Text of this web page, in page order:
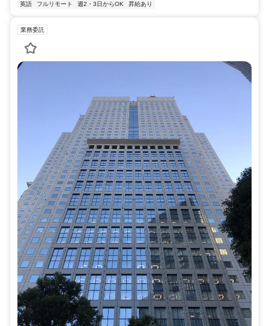
英語 フルリモート 週2・3日からOK 昇給あり
業務委託